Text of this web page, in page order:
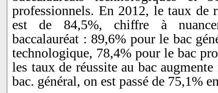
professionnels. En 2012, le taux de
est de 84,5%, chiffre à
baccalauréat : 89,6% pour le bac
technologique, 78,4% pour le bac
les taux de réussite au bac
bac. général, on est passé de 75,1%